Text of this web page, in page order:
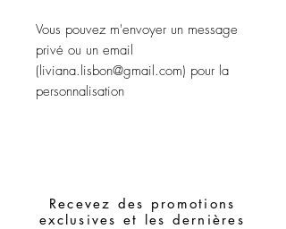
Vous pouvez m'envoyer un message
privé ou un email
(liviana.lisbon@gmail.com) pour la
personnalisation
Recevez des promotions
exclusives et les dernières